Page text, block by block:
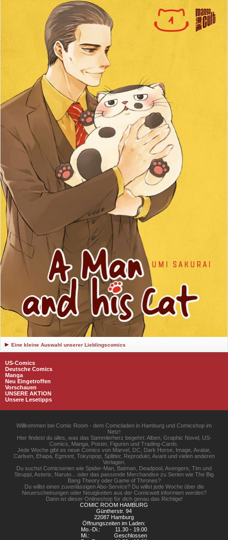
Eine kleine Auswahl unserer Lieblingscomics
US-Comics
Deutsche Comics
Manga
Neu Eingetroffen
Vorschauen
UNSERE AKTION
Unsere Lesetipps
Willkommen bei Comic Room - dem Comicladen in Hamburg und Comicshop im
Netz!
Hier findest du alles, was das Sammlerherz begehrt: Alben, Graphic Novel, US-
Comics, Manga, Poster, Figuren und Trading-Cards.
Jede Woche gibt es neue Comics von Marvel, DC, Dark Horse, Image, Avatar,
Carlsen, Ehapa, Egmont, Tokyopop, Splitter, Reprodukt, Avant und vielen anderen
Verlagen.
Du suchst Comicserien wie Spider-Man, Batman, Deadpool, Avengers, Tim und
Struppi, Asterix, Naruto... oder das passende Merchandise zu Serien wie The Big
Bang Theory oder Game of Thrones?
Du willst einen zuverlässigen Abo-Service? Du willst jede Woche über die
Neuerscheinungen oder Neuigkeiten aus der Comicwelt informiert werden?
Dann ist dieser Onlineshop für dich genau das Richtige!
COMIC ROOM HAMBURG
Güntherstr. 94
22087 Hamburg
Öffnungszeiten im Laden:
Mo.-Di.:
11.30 - 19.00
Mi.:
Geschlossen